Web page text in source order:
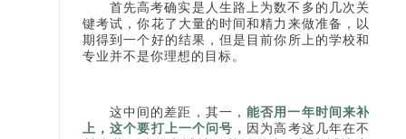
首先高考确实是人生路上为数不多的几次关
键考试，你花了大量的时间和精力来做准备，以
期得到一个好的结果，但是目前你所上的学校和
专业并不是你理想的目标。
这中间的差距，其一，能否用一年时间来补
上，这个要打上一个问号， 因为高考这几年在不